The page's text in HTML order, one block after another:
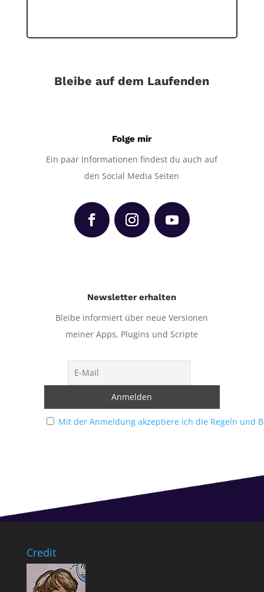
Bleibe auf dem Laufenden
Folge mir
Ein paar Informationen findest du auch auf
den Social Media Seiten
Newsletter erhalten
Bleibe informiert über neue Versionen
meiner Apps, Plugins und Scripte
Mit der Anmeldung akzeptiere ich die Regeln und
Credit